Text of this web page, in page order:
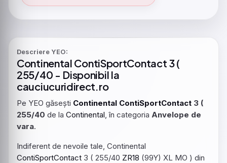
Descriere YEO:
Continental ContiSportContact 3 (
255/40 - Disponibil la
cauciucuridirect.ro
Pe YEO găsești Continental ContiSportContact 3 (
255/40 de la Continental, în categoria Anvelope de
vara.
Indiferent de nevoile tale, Continental
ContiSportContact 3 ( 255/40 ZR18 (99Y) XL MO ) din